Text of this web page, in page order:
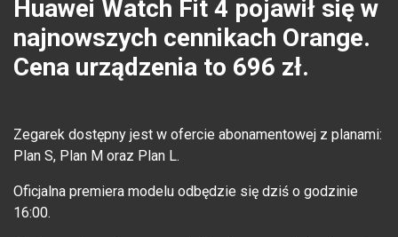
Huawei Watch Fit 4 pojawił się w
najnowszych cennikach Orange.
Cena urządzenia to 696 zł.
Zegarek dostępny jest w ofercie abonamentowej z planami:
Plan S, Plan M oraz Plan L.
Oficjalna premiera modelu odbędzie się dziś o godzinie
16:00.